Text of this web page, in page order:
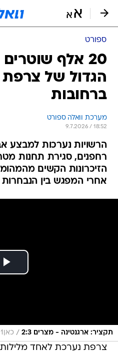
ספורט
20 אלף
הגדול של צרפת
ברחובות
מערכת וואלה ספורט
9.7.2026 / 18:52
הרשויות נערכות למבצע
רחפנים, סגירת תחנות
הזיכרונות הקשים
אחרי המפגש בין הנבחרות
תקציר: ארגנטינה - מצרים 2:3 / כאן11
צרפת נערכת לאחד